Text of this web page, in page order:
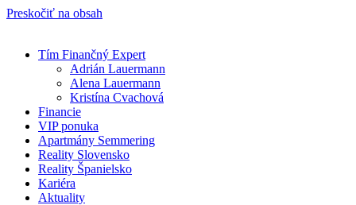
Preskočiť na obsah
Tím Finančný Expert
Adrián Lauermann
Alena Lauermann
Kristína Cvachová
Financie
VIP ponuka
Apartmány Semmering
Reality Slovensko
Reality Španielsko
Kariéra
Aktuality